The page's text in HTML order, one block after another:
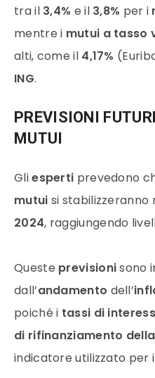
tra il 3,4% e il 3,8% per i
mentre i mutui a tasso
alti, come il 4,17%
ING.
PREVISIONI
MUTUI
Gliesperti prevedono
mutui si stabilizzeranno
2024, raggiungendo
Queste previsionisono
dall’andamento dell’
poiché i tassi di
di rifinanziamento della
indicatore utilizzato per i